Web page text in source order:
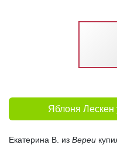
Яблоня Лескен
Екатерина В. из Вереи